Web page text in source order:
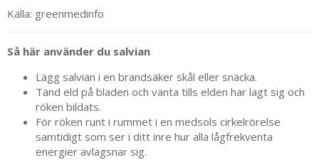
Källa: greenmedinfo
Så här använder du salvian
Lägg salvian i en brandsäker skål eller snäcka.
Tänd eld på bladen och vänta tills elden har lagt sig och
röken bildats.
För röken runt i rummet i en medsols cirkelrörelse
samtidigt som ser i ditt inre hur alla lågfrekventa
energier avlägsnar sig.